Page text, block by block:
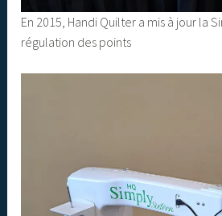
En 2015, Handi Quilter a mis à jour la
régulation des points